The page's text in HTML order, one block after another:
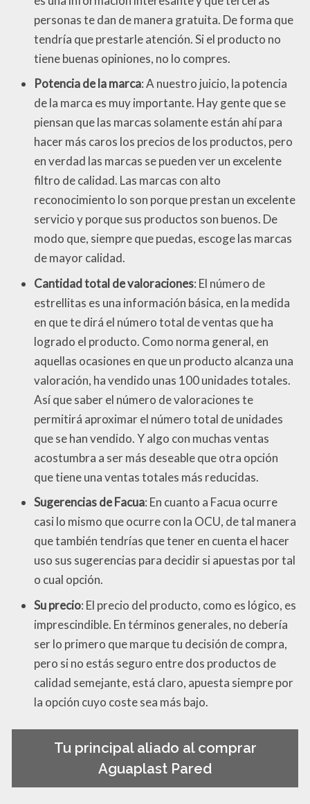
personas te dan de manera gratuita. De forma que
tendría que prestarle atención. Si el producto no
tiene buenas opiniones, no lo compres.
Potencia de la marca: A nuestro juicio, la potencia
de la marca es muy importante. Hay gente que se
piensan que las marcas solamente están ahí para
hacer más caros los precios de los productos, pero
en verdad las marcas se pueden ver un excelente
filtro de calidad. Las marcas con alto
reconocimiento lo son porque prestan un excelente
servicio y porque sus productos son buenos. De
modo que, siempre que puedas, escoge las marcas
de mayor calidad.
Cantidad total de valoraciones: El número de
estrellitas es una información básica, en la medida
en que te dirá el número total de ventas que ha
logrado el producto. Como norma general, en
aquellas ocasiones en que un producto alcanza una
valoración, ha vendido unas 100 unidades totales.
Así que saber el número de valoraciones te
permitirá aproximar el número total de unidades
que se han vendido. Y algo con muchas ventas
acostumbra a ser más deseable que otra opción
que tiene una ventas totales más reducidas.
Sugerencias de Facua: En cuanto a Facua ocurre
casi lo mismo que ocurre con la OCU, de tal manera
que también tendrías que tener en cuenta el hacer
uso sus sugerencias para decidir si apuestas por tal
o cual opción.
Su precio: El precio del producto, como es lógico, es
imprescindible. En términos generales, no debería
ser lo primero que marque tu decisión de compra,
pero si no estás seguro entre dos productos de
calidad semejante, está claro, apuesta siempre por
la opción cuyo coste sea más bajo.
Tu principal aliado al comprar
Aguaplast Pared